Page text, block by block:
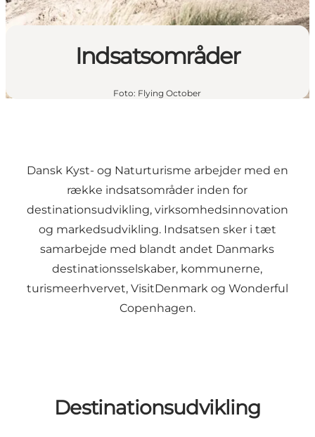
Indsatsområder
Foto: Flying October
Dansk Kyst- og Naturturisme arbejder med en
række indsatsområder inden for
destinationsudvikling, virksomhedsinnovation
og markedsudvikling. Indsatsen sker i tæt
samarbejde med blandt andet Danmarks
destinationsselskaber, kommunerne,
turismeerhvervet, VisitDenmark og Wonderful
Copenhagen.
Destinationsudvikling